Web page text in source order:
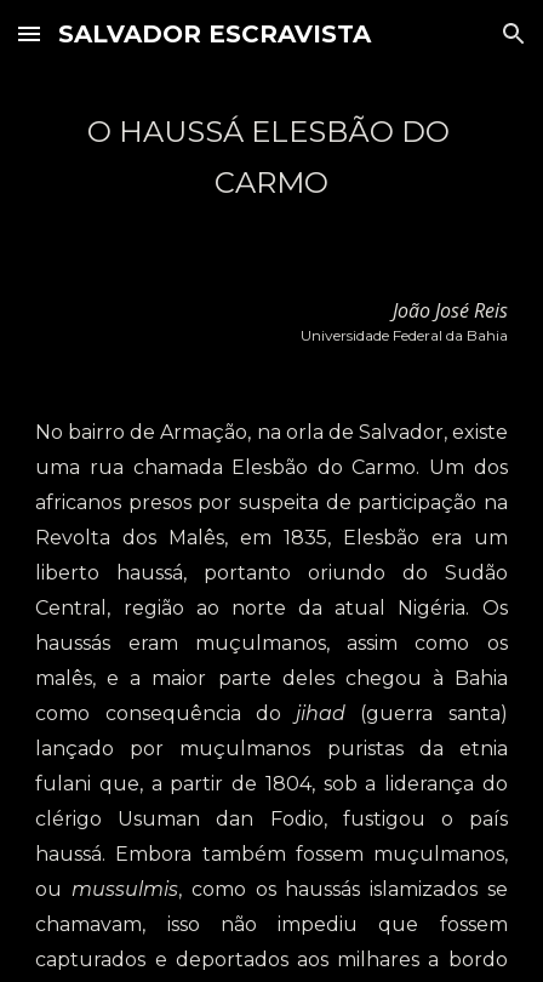
Skip to main content Skip to navigation
SALVADOR ESCRAVISTA
O HAUSSÁ ELESBÃO DO
CARMO
João José Reis
Universidade Federal da Bahia
No bairro de Armação, na orla de Salvador, existe
uma rua chamada Elesbão do Carmo. Um dos
africanos presos por suspeita de participação na
Revolta dos Malês, em 1835, Elesbão era um
liberto haussá, portanto oriundo do Sudão
Central, região ao norte da atual Nigéria. Os
haussás eram muçulmanos, assim como os
malês, e a maior parte deles chegou à Bahia
como consequência dojihad (guerra santa)
lançado por muçulmanos puristas da etnia
fulani que, a partir de 1804, sob a liderança do
clérigo Usuman dan Fodio, fustigou o país
haussá. Embora também fossem muçulmanos,
oumussulmis, como os haussás islamizados se
chamavam, isso não impediu que fossem
capturados e deportados aos milhares a bordo